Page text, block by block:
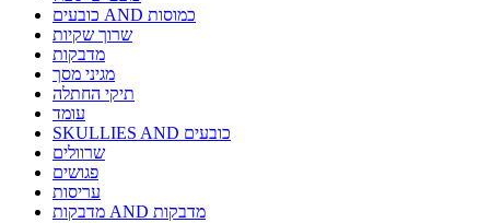
כובעים AND כמוסות
שרוך שקיות
מדבקות
מגיני מסך
תיקי החתלה
עומד
SKULLIES AND כובעים
שרוולים
פגושים
עריסות
מדבקות AND מדבקות